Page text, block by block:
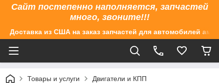
Сайт постепенно наполняется, запчастей
много, звоните!!!
Доставка из США на заказ запчастей для автомобилей
Товары и услуги Двигатели и КПП